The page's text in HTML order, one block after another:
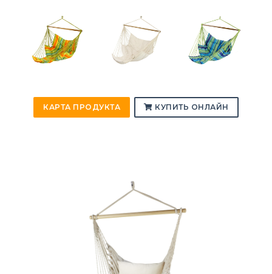
КАРТА ПРОДУКТА КУПИТЬ ОНЛАЙН